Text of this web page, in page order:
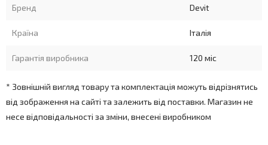
Бренд Devit
Країна Італія
Гарантія виробника 120 міс
* Зовнішній вигляд товару та комплектація можуть відрізнятись
від зображення на сайті та залежить від поставки. Магазин не
несе відповідальності за зміни, внесені виробником